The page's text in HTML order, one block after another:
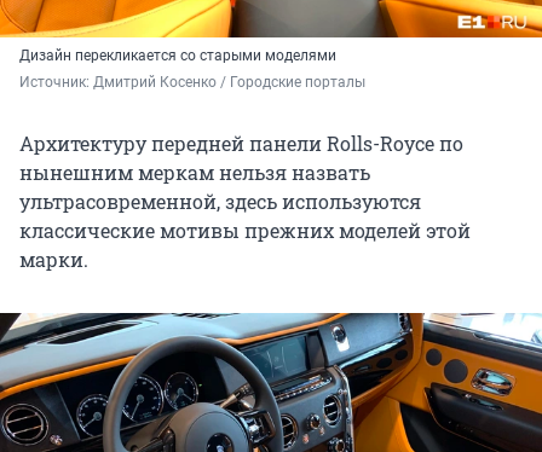
Дизайн перекликается со старыми моделями
Источник: Дмитрий Косенко / Городские порталы
Архитектуру передней панели Rolls-Royce по
нынешним меркам нельзя назвать
ультрасовременной, здесь используются
классические мотивы прежних моделей этой
марки.